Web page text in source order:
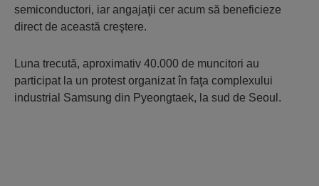
semiconductori, iar angajaţii cer acum să beneficieze
direct de această creştere.
Luna trecută, aproximativ 40.000 de muncitori au
participat la un protest organizat în faţa complexului
industrial Samsung din Pyeongtaek, la sud de Seoul.